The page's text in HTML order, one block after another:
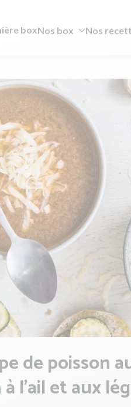
boxNos box Nos
de poisson
à l'ail et aux